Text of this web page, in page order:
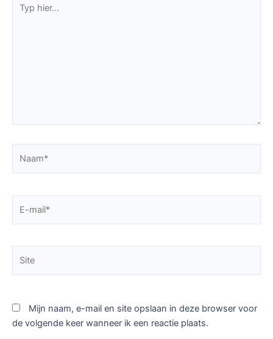
hier...
mail*
Mijn naam, e-mail en site opslaan in deze browser voor
de volgende keer wanneer ik een reactie plaats.